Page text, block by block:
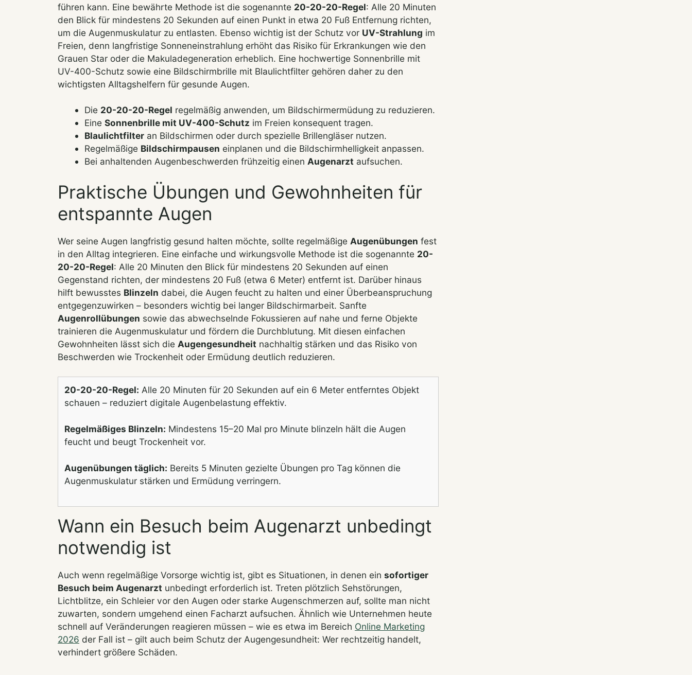
führen kann. Eine bewährte Methode ist die sogenannte 20-20-20-Regel: Alle 20 Minuten
den Blick für mindestens 20 Sekunden auf einen Punkt in etwa 20 Fuß Entfernung richten,
um die Augenmuskulatur zu entlasten. Ebenso wichtig ist der Schutz vor UV-Strahlung im
Freien, denn langfristige Sonneneinstrahlung erhöht das Risiko für Erkrankungen wie den
Grauen Star oder die Makuladegeneration erheblich. Eine hochwertige Sonnenbrille mit
UV-400-Schutz sowie eine Bildschirmbrille mit Blaulichtfilter gehören daher zu den
wichtigsten Alltagshelfern für gesunde Augen.
Die 20-20-20-Regel regelmäßig anwenden, um Bildschirmermüdung zu reduzieren.
Eine Sonnenbrille mit UV-400-Schutz im Freien konsequent tragen.
Blaulichtfilteran Bildschirmen oder durch spezielle Brillengläser nutzen.
Regelmäßige Bildschirmpausen einplanen und die Bildschirmhelligkeit anpassen.
Bei anhaltenden Augenbeschwerden frühzeitig einen Augenarzt aufsuchen.
Praktische Übungen und Gewohnheiten für
entspannte Augen
Wer seine Augen langfristig gesund halten möchte, sollte regelmäßige Augenübungen fest
in den Alltag integrieren. Eine einfache und wirkungsvolle Methode ist die sogenannte 20-
20-20-Regel: Alle 20 Minuten den Blick für mindestens 20 Sekunden auf einen
Gegenstand richten, der mindestens 20 Fuß (etwa 6 Meter) entfernt ist. Darüber hinaus
hilft bewusstes Blinzeln dabei, die Augen feucht zu halten und einer Überbeanspruchung
entgegenzuwirken – besonders wichtig bei langer Bildschirmarbeit. Sanfte
Augenrollübungen sowie das abwechselnde Fokussieren auf nahe und ferne Objekte
trainieren die Augenmuskulatur und fördern die Durchblutung. Mit diesen einfachen
Gewohnheiten lässt sich die Augengesundheit nachhaltig stärken und das Risiko von
Beschwerden wie Trockenheit oder Ermüdung deutlich reduzieren.
20-20-20-Regel: Alle 20 Minuten für 20 Sekunden auf ein 6 Meter entferntes Objekt
schauen – reduziert digitale Augenbelastung effektiv.
Regelmäßiges Blinzeln: Mindestens 15–20 Mal pro Minute blinzeln hält die Augen
feucht und beugt Trockenheit vor.
Augenübungen täglich: Bereits 5 Minuten gezielte Übungen pro Tag können die
Augenmuskulatur stärken und Ermüdung verringern.
Wann ein Besuch beim Augenarzt unbedingt
notwendig ist
Auch wenn regelmäßige Vorsorge wichtig ist, gibt es Situationen, in denen ein sofortiger
Besuch beim Augenarzt unbedingt erforderlich ist. Treten plötzlich Sehstörungen,
Lichtblitze, ein Schleier vor den Augen oder starke Augenschmerzen auf, sollte man nicht
zuwarten, sondern umgehend einen Facharzt aufsuchen. Ähnlich wie Unternehmen heute
schnell auf Veränderungen reagieren müssen – wie es etwa im Bereich Online Marketing
2026 der Fall ist – gilt auch beim Schutz der Augengesundheit: Wer rechtzeitig handelt,
verhindert größere Schäden.